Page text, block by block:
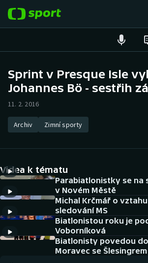
Hokej
Atletika
DALŠÍ SPORTY
Americký fotbal
Baseball a softbal
NEPŘEHLÉDNĚTE
Historické návraty
Sprint v Presque Isle
Johannes Bö - sestřih
11. 2. 2016
Archiv Zimní sporty
Videa k tématu
Parabiatlonistky se na
v Novém Městě
Michal Krčmář o
sledování MS
Biatlonistou roku je
Voborníková
Biatlonisty povedou
Moravec se Šlesingrem